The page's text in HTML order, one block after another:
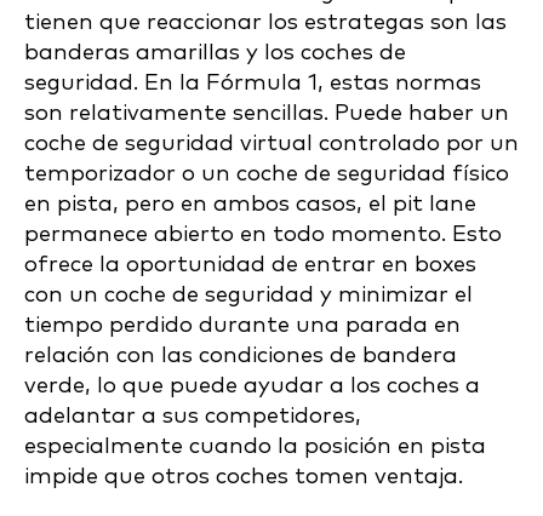
tienen que reaccionar los estrategas son las
banderas amarillas y los coches de
seguridad. En la Fórmula 1, estas normas
son relativamente sencillas. Puede haber un
coche de seguridad virtual controlado por un
temporizador o un coche de seguridad físico
en pista, pero en ambos casos, el pit lane
permanece abierto en todo momento. Esto
ofrece la oportunidad de entrar en boxes
con un coche de seguridad y minimizar el
tiempo perdido durante una parada en
relación con las condiciones de bandera
verde, lo que puede ayudar a los coches a
adelantar a sus competidores,
especialmente cuando la posición en pista
impide que otros coches tomen ventaja.